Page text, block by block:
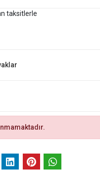
taksitlerle